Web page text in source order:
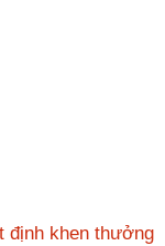
định khen thưởng